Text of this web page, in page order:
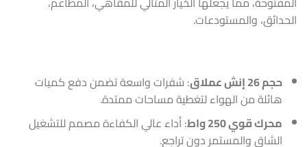
الحدائق، والمستودعات.
حجم 26 إنش عملاق
: شفرات واسعة تضمن دفع كميات
هائلة من الهواء لتغطية مساحات ممتدة.
محرك قوي 250 واط
: أداء عالي الكفاءة مصمم للتشغيل
الشاق والمستمر دون تراجع.